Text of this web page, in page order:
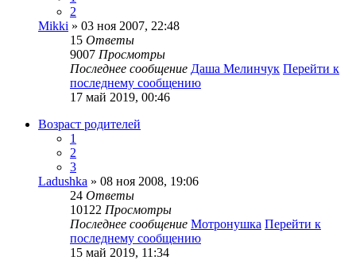
2
Mikki » 03 ноя 2007, 22:48
15 Ответы
9007 Просмотры
Последнее сообщение Даша Мелинчук Перейти к
последнему сообщению
17 май 2019, 00:46
Возраст родителей
1
2
3
Ladushka » 08 ноя 2008, 19:06
24 Ответы
10122 Просмотры
Последнее сообщение Мотронушка Перейти к
последнему сообщению
15 май 2019, 11:34